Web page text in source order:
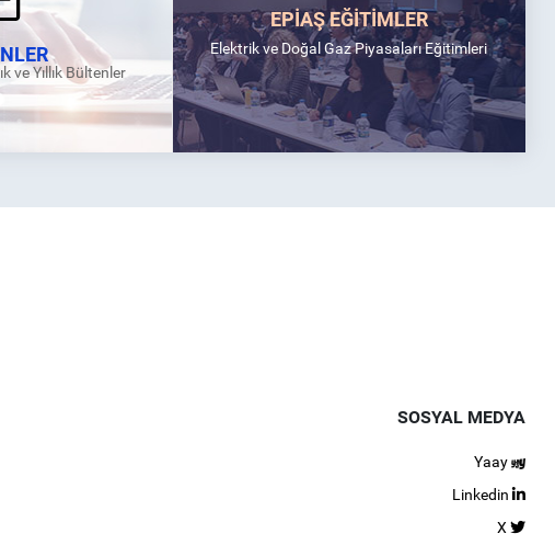
ve Yıllık Bültenler
EPİAŞ EĞİTİMLER
Elektrik ve Doğal Gaz Piyasaları Eğitimleri
SOSYAL MEDYA
Yaay
Linkedin
X